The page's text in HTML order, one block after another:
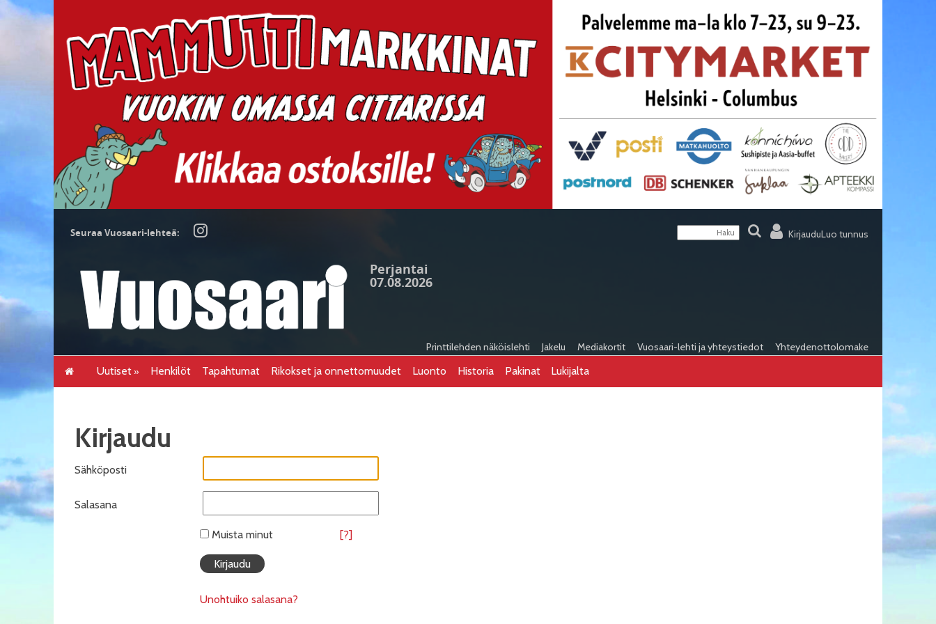
KirjauduLuo tunnus
Seuraa Vuosaari-lehteä:
Perjantai
07.08.2026
Printtilehden näköislehti Jakelu Mediakortit Vuosaari-lehti ja yhteystiedot Yhteydenottolomake
Uutiset Henkilöt Tapahtumat Rikokset ja onnettomuudet Luonto Historia Pakinat Lukijalta
Kirjaudu
Sähköposti
Salasana
Muista minut [?]
Unohtuiko salasana?